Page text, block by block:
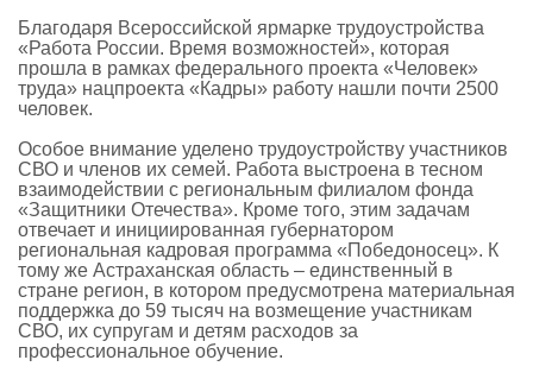
Благодаря Всероссийской ярмарке трудоустройства
«Работа России. Время возможностей», которая
прошла в рамках федерального проекта «Человек»
труда» нацпроекта «Кадры» работу нашли почти 2500
человек.
Особое внимание уделено трудоустройству участников
СВО и членов их семей. Работа выстроена в тесном
взаимодействии с региональным филиалом фонда
«Защитники Отечества». Кроме того, этим задачам
отвечает и инициированная губернатором
региональная кадровая программа «Победоносец». К
тому же Астраханская область – единственный в
стране регион, в котором предусмотрена материальная
поддержка до 59 тысяч на возмещение участникам
СВО, их супругам и детям расходов за
профессиональное обучение.